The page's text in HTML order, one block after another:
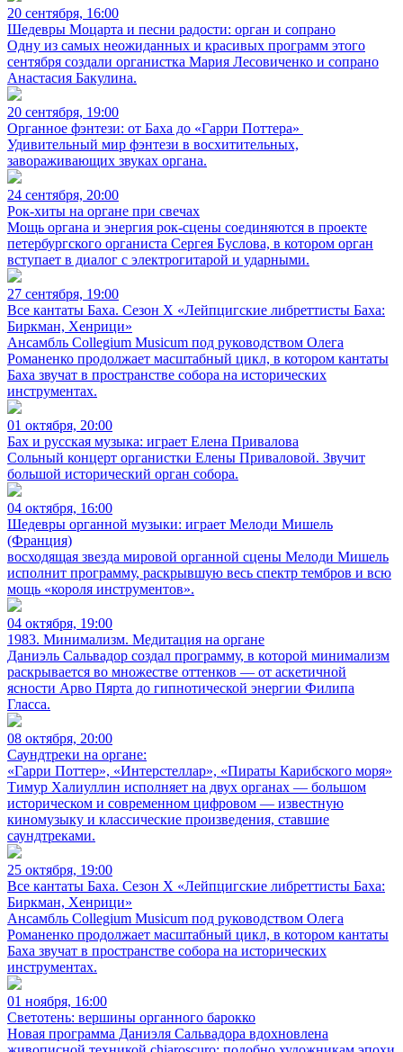
20 сентября, 16:00
Шедевры Моцарта и песни радости: орган и сопрано
Одну из самых неожиданных и красивых программ этого
сентября создали органистка Мария Лесовиченко и сопрано
Анастасия Бакулина.
20 сентября, 19:00
Органное фэнтези: от Баха до «Гарри Поттера»
Удивительный мир фэнтези в восхитительных,
завораживающих звуках органа.
24 сентября, 20:00
Рок-хиты на органе при свечах
Мощь органа и энергия рок-сцены соединяются в проекте
петербургского органиста Сергея Буслова, в котором орган
вступает в диалог с электрогитарой и ударными.
27 сентября, 19:00
Все кантаты Баха. Сезон X «Лейпцигские либреттисты Баха:
Биркман, Хенрици»
Ансамбль Collegium Musicum под руководством Олега
Романенко продолжает масштабный цикл, в котором кантаты
Баха звучат в пространстве собора на исторических
инструментах.
01 октября, 20:00
Бах и русская музыка: играет Елена Привалова
Сольный концерт органистки Елены Приваловой. Звучит
большой исторический орган собора.
04 октября, 16:00
Шедевры органной музыки: играет Мелоди Мишель
(Франция)
восходящая звезда мировой органной сцены Мелоди Мишель
исполнит программу, раскрывшую весь спектр тембров и всю
мощь «короля инструментов».
04 октября, 19:00
1983. Минимализм. Медитация на органе
Даниэль Сальвадор создал программу, в которой минимализм
раскрывается во множестве оттенков — от аскетичной
ясности Арво Пярта до гипнотической энергии Филипа
Гласса.
08 октября, 20:00
Саундтреки на органе:
«Гарри Поттер», «Интерстеллар», «Пираты Карибского моря»
Тимур Халиуллин исполняет на двух органах — большом
историческом и современном цифровом — известную
киномузыку и классические произведения, ставшие
саундтреками.
25 октября, 19:00
Все кантаты Баха. Сезон X «Лейпцигские либреттисты Баха:
Биркман, Хенрици»
Ансамбль Collegium Musicum под руководством Олега
Романенко продолжает масштабный цикл, в котором кантаты
Баха звучат в пространстве собора на исторических
инструментах.
01 ноября, 16:00
Светотень: вершины органного барокко
Новая программа Даниэля Сальвадора вдохновлена